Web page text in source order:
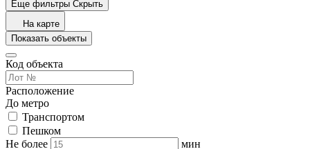
Еще фильтры Скрыть
На карте
Показать объекты
Код объекта
Расположение
До метро
Транспортом
Пешком
Не более
мин